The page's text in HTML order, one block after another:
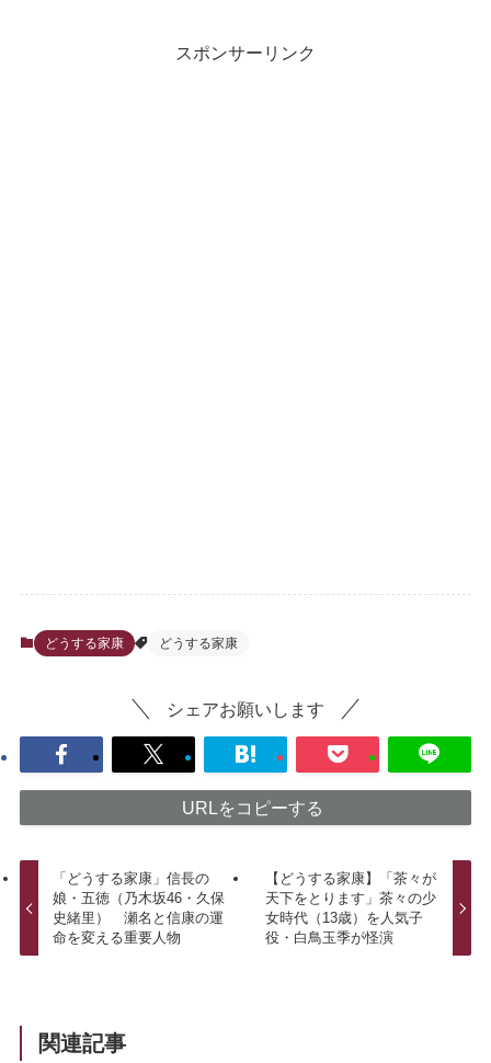
スポンサーリンク
どうする家康 どうする家康
シェアお願いします
URLをコピーする
「どうする家康」信長の
娘・五徳（乃木坂46・久保
史緒里） 瀬名と信康の運
命を変える重要人物
【どうする家康】「茶々が
天下をとります」茶々の少
女時代（13歳）を人気子
役・白鳥玉季が怪演
関連記事